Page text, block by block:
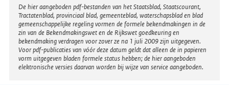
Disclaimer
De hier aangeboden pdf-bestanden van het Staatsblad, Staatscourant,
Tractatenblad, provinciaal blad, gemeenteblad, waterschapsblad en blad
gemeenschappelijke regeling vormen de formele bekendmakingen in de
zin van de Bekendmakingswet en de Rijkswet goedkeuring en
bekendmaking verdragen voor zover ze na 1 juli 2009 zijn uitgegeven.
Voor pdf-publicaties van vóór deze datum geldt dat alleen de in papieren
vorm uitgegeven bladen formele status hebben; de hier aangeboden
elektronische versies daarvan worden bij wijze van service aangeboden.